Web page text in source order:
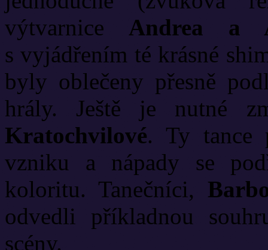
výtvarnice Andrea a
s vyjádřením té krásné
byly oblečeny přesně
hrály. Ještě je nutné
Kratochvilové. Ty tance
vzniku a nápady se
koloritu. Tanečníci,
odvedli příkladnou
scény.